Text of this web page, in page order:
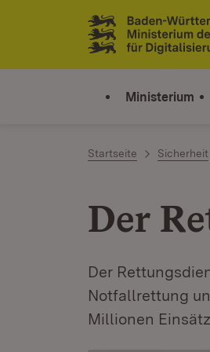
Zum Inhalt springen
Link zur Startseite
Ministerium
Startseite Sicherheit
Der
Der
Notfallrettung
Millionen